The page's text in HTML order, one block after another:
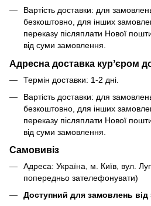
Вартість доставки: для
безкоштовно, для інших
переказу післяплати Нової
від суми замовлення.
Адресна доставка курʼєром
Термін доставки: 1-2 дні.
Вартість доставки: для
безкоштовно, для інших
переказу післяплати Нової
від суми замовлення.
Самовивіз
Адреса: Україна, м. Київ, вул.
попередньо зателефонувати)
Доступний для замовлень від